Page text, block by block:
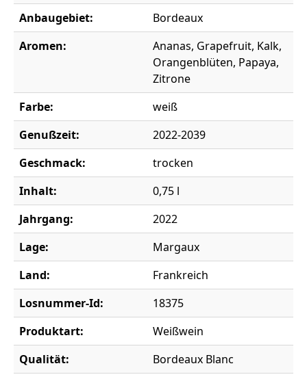
Anbaugebiet:
Bordeaux
Aromen:
Ananas, Grapefruit, Kalk,
Orangenblüten, Papaya,
Zitrone
Farbe:
weiß
Genußzeit:
2022-2039
Geschmack:
trocken
Inhalt:
0,75 l
Jahrgang:
2022
Lage:
Margaux
Land:
Frankreich
Losnummer-Id:
18375
Produktart:
Weißwein
Qualität:
Bordeaux Blanc